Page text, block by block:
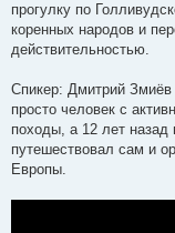
прогулку по
коренных народов и
действительностью.
Спикер: Дмитрий
просто человек с
походы, а 12 лет
путешествовал сам и
Европы.